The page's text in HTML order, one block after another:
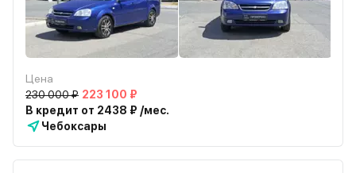
Цена
230 000 ₽ 223 100 ₽
В кредит от 2438 ₽ /мес.
Чебоксары